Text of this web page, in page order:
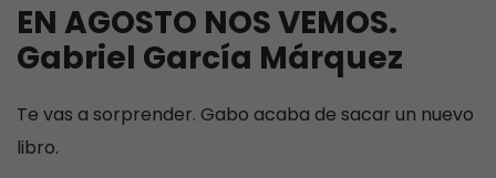
EN AGOSTO NOS VEMOS.
Gabriel García Márquez
Te vas a sorprender. Gabo acaba de sacar un nuevo
libro.